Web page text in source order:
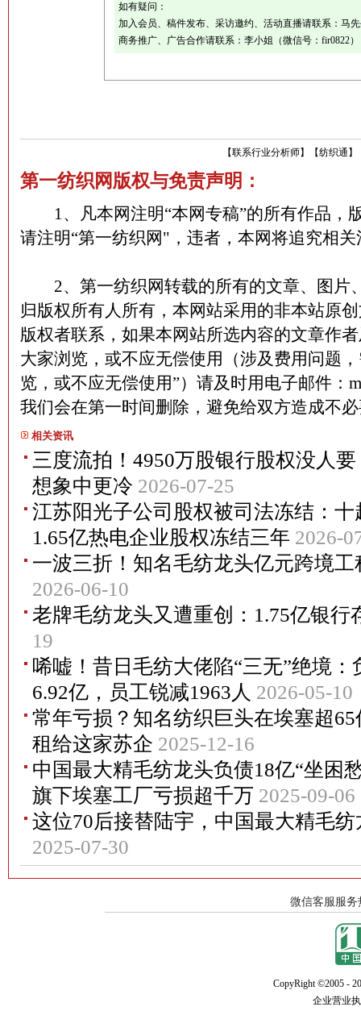
如有疑问：
加入会员、稿件发布、采访邀约、活动直播请联系：马
商务推广、广告合作请联系：李小姐（微信号：fir0822）
【纺织通 】
【联系行业分析师】
第一纺织网版权与免责声明：
1、凡本网注明“本网专稿”的所有作品，
请注明“第一纺织网"，违者，本网将追究相
2、第一纺织网转载的所有的文章、图片
归版权所有人所有，本网站采用的非本站原
版权者联系，如果本网站所选内容的文章作
大家浏览，或不应无偿使用（涉及费用问题
览，或不应无偿使用”）请及时用电子邮件：
我们会在第一时间删除，避免给双方造成不
相关资讯
三度流拍！4950万股银行股权没人
想象中更冷 2026-07-25
江苏阳光子公司股权被司法冻结：
1.65亿热电企业股权冻结三年 2026-
一波三折！知名毛纺龙头亿元跨境
2026-06-10
老牌毛纺龙头又遭重创：1.75亿银行
19
唏嘘！昔日毛纺大佬陷“三无”绝境
6.92亿，员工锐减1963人 2026-05-10
常年亏损？知名纺织巨头在埃塞超
租给这家苏企 2025-12-16
中国最大精毛纺龙头负债18亿“坐困
旗下埃塞工厂亏损超千万 2025-09-06
这位70后接替陆宇，中国最大精毛
2025-07-30
CopyRight ©2005 -
企业营业